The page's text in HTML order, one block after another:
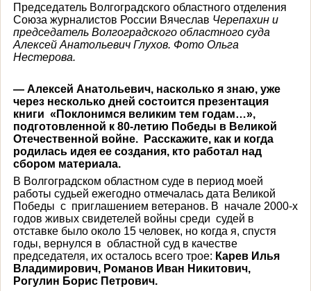
Председатель Волгоградского областного отделения
Союза журналистов России Вячеслав Черепахин и
председатель Волгоградского областного суда
Алексей Анатольевич Глухов. Фото Ольга
Нестерова.
— Алексей Анатольевич, насколько я знаю, уже
через несколько дней состоится презентация
книги «Поклонимся великим тем годам…»,
подготовленной к 80-летию Победы в Великой
Отечественной войне. Расскажите, как и когда
родилась идея ее создания, кто работал над
сбором материала.
В Волгоградском областном суде в период моей
работы судьей ежегодно отмечалась дата Великой
Победы с приглашением ветеранов. В начале 2000-х
годов живых свидетелей войны среди судей в
отставке было около 15 человек, но когда я, спустя
годы, вернулся в областной суд в качестве
председателя, их осталось всего трое: Карев Илья
Владимирович, Романов Иван Никитович,
Рогулин Борис Петрович.